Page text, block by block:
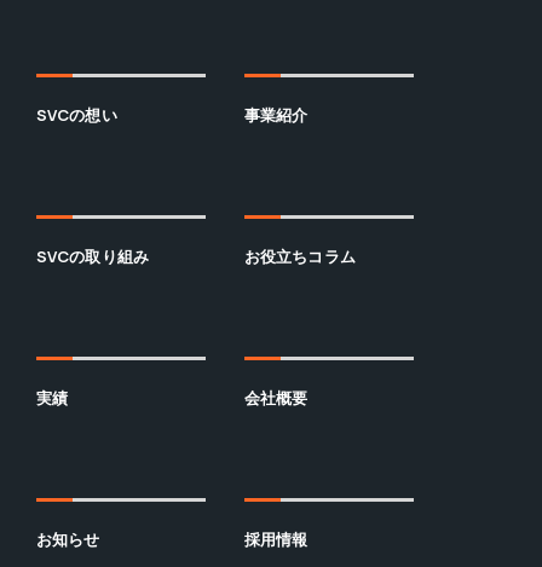
SVCの想い 事業紹介
SVCの取り組み お役立ちコラム
実績 会社概要
お知らせ 採用情報